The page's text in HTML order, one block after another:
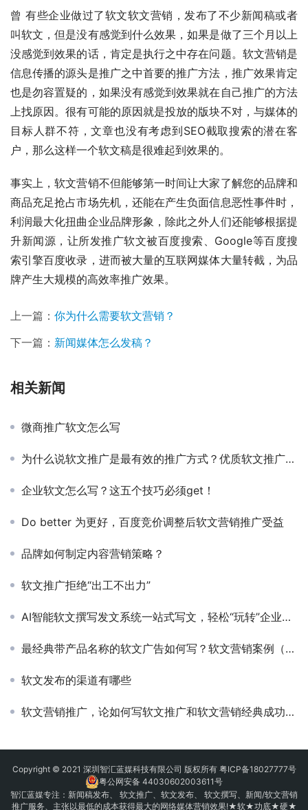
曾 有些企业做过了软文软文营销，发布了不少新闻稿或者
叫软文，但是没有感觉到什么效果，如果是做了三个月以上
没感觉到效果的话，肯定是执行之中存在问题。软文营销是
信息传播的源头是推广之中首要的推广方法，推广效果肯定
也是勿容置疑的，如果没有感觉到效果就在自己推广的方法
上找原因。很有可能的原因就是投放的版块不对，与媒体的
目标人群不符，文章也没有考虑到SEO截取搜索的潜在客
户，那么这样一个软文稿是很难起到效果的。
事实上，软文营销不但能够第一时间让大家了解您的品牌和
商品充足抢占市场先机，还能在产生负面信息恶性事件时，
利润最大化扭曲企业品牌形象，除此之外人们还能够根据提
升新闻源，让所发推广软文被百度搜索、Google等百度搜
索引擎百度收录，进而被大量的互联网媒体大量转截，为品
牌产生大规模的高效率推广效果。
上一篇： 你为什么需要软文营销？
下一篇： 新闻媒体怎么发稿？
相关新闻
微商推广软文怎么写
为什么说软文推广是最有效的推广方式？优质软文推广的技巧
企业软文怎么写？这五个技巧必须get！
Do better 为更好，百度竞价调整后软文营销推广受益
品牌如何制定内容营销策略？
软文推广拒绝“出工不出力”
AI智能软文撰写发文系统一站式写文，轻松“玩转”企业互联网运营
最经典带产品名称的软文广告如何写？软文营销案例（范例）
软文发布的渠道有哪些
软文营销推广，论如何写软文推广和软文营销经典成功案例
Copyright © 2021 深圳智汇蓝媒科技有限公司 版权所有 粤ICP备18027777号
粤公网安备 44030602003611号
智汇蓝媒专注： 新闻稿发布、 软文推广、 软文发布、 软文撰写、新闻/软文营销
推广服务、主张以最低的成本获得最大的网络媒体营销效果!★软★功底★硬★